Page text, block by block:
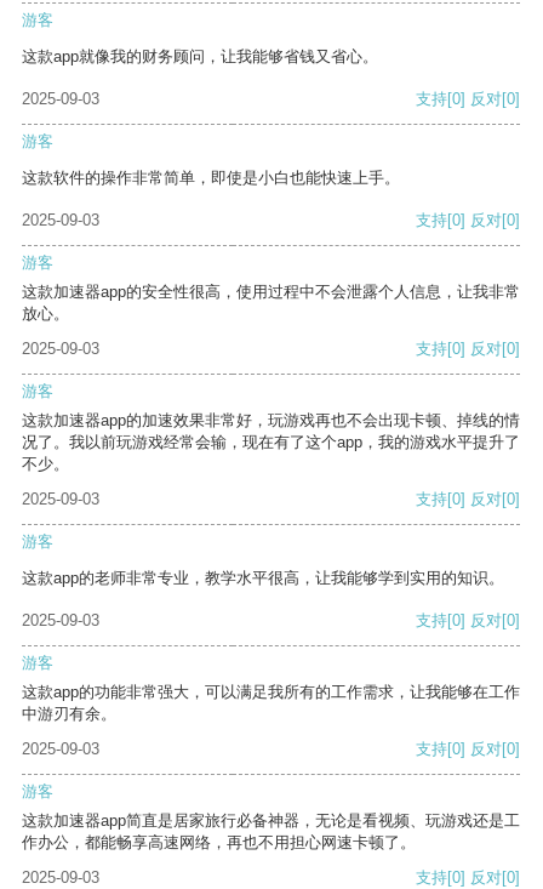
游客
这款app就像我的财务顾问，让我能够省钱又省心。
2025-09-03 支持[0] 反对[0]
游客
这款软件的操作非常简单，即使是小白也能快速上手。
2025-09-03 支持[0] 反对[0]
游客
这款加速器app的安全性很高，使用过程中不会泄露个人信息，让我非常
放心。
2025-09-03
支持[0] 反对[0]
游客
这款加速器app的加速效果非常好，玩游戏再也不会出现卡顿、掉线的情
况了。我以前玩游戏经常会输，现在有了这个app，我的游戏水平提升了
不少。
2025-09-03
支持[0] 反对[0]
游客
这款app的老师非常专业，教学水平很高，让我能够学到实用的知识。
2025-09-03 支持[0] 反对[0]
游客
这款app的功能非常强大，可以满足我所有的工作需求，让我能够在工作
中游刃有余。
2025-09-03
支持[0] 反对[0]
游客
这款加速器app简直是居家旅行必备神器，无论是看视频、玩游戏还是工
作办公，都能畅享高速网络，再也不用担心网速卡顿了。
2025-09-03
支持[0] 反对[0]